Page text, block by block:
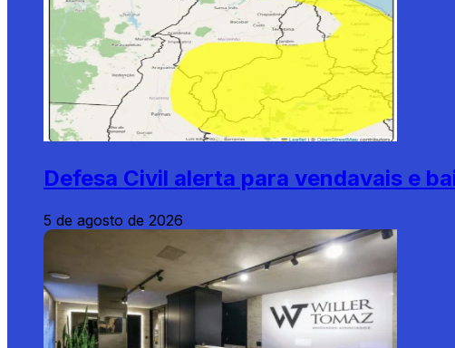
Defesa Civil alerta para vendavais e
5 de agosto de 2026